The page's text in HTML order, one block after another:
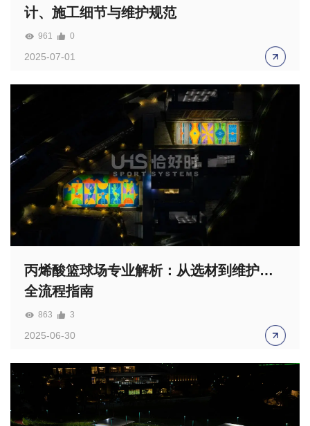
计、施工细节与维护规范
961 0
2025-07-01
丙烯酸篮球场专业解析：从选材到维护的
全流程指南​
863 3
2025-06-30